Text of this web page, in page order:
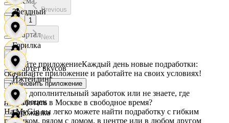
Квартал
Квартет вкусов
Доброцен
Звездный
Горилка
Ижтейдинг
Горожанка
Previous
1
Next
Скачайте приложениеКаждый день новые подработки:
скачивайте приложение и работайте на своих условиях!
Установить приложение
Ищете дополнительный заработок или не знаете, где
подработать в Москве в свободное время?
На MyGig вы легко можете найти подработку с гибким
графиком, рядом с домом, в центре или в любом другом